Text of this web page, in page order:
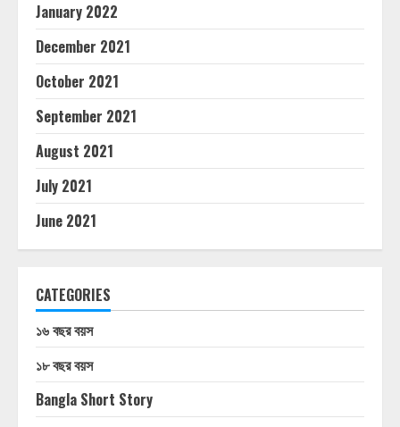
January 2022
December 2021
October 2021
September 2021
August 2021
July 2021
June 2021
CATEGORIES
১৬ বছর বয়স
১৮ বছর বয়স
Bangla Short Story